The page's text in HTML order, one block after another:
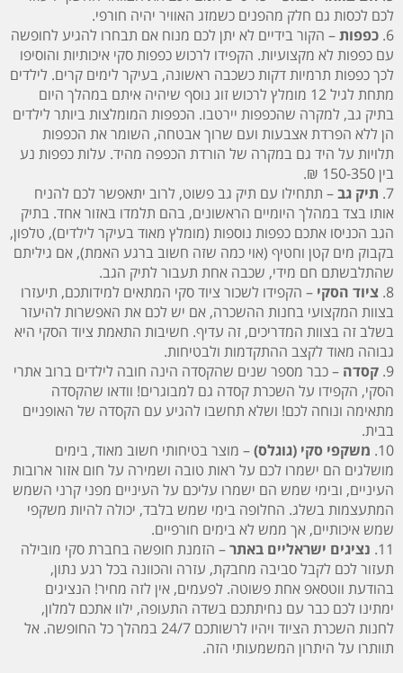
לכם לכסות גם חלק מהפנים כשמזג האוויר יהיה חורפי.
6. כפפות– הקור בידיים לא יתן לכם מנוח אם תבחרו להגיע לחופשה
עם כפפות לא מקצועיות. הקפידו לרכוש כפפות סקי איכותיות והוסיפו
לכך כפפות תרמיות דקות כשכבה ראשונה, בעיקר לימים קרים. לילדים
מתחת לגיל 12 מומלץ לרכוש זוג נוסף שיהיה איתם במהלך היום
בתיק גב, למקרה שהכפפות יירטבו. הכפפות המומלצות ביותר לילדים
הן ללא הפרדת אצבעות ועם שרוך אבטחה, השומר את הכפפות
תלויות על היד גם במקרה של הורדת הכפפה מהיד. עלות כפפות נע
בין 150-350 ₪.
7. תיק גב– תתחילו עם תיק גב פשוט, לרוב יתאפשר לכם להניח
אותו בצד במהלך היומיים הראשונים, בהם תלמדו באזור אחד. בתיק
הגב הכניסו אתכם כפפות נוספות (מומלץ מאוד בעיקר לילדים), טלפון,
בקבוק מים קטן וחטיף (אוי כמה שזה חשוב ברגע האמת), אם גיליתם
שהתלבשתם חם מידי, שכבה אחת תעבור לתיק הגב.
8. ציוד הסקי – הקפידו לשכור ציוד סקי המתאים למידותכם, תיעזרו
בצוות המקצועי בחנות ההשכרה, אם יש לכם את האפשרות להיעזר
בשלב זה בצוות המדריכים, זה עדיף. חשיבות התאמת ציוד הסקי היא
גבוהה מאוד לקצב ההתקדמות ולבטיחות.
9. קסדה – כבר מספר שנים שהקסדה הינה חובה לילדים ברוב אתרי
הסקי, הקפידו על השכרת קסדה גם למבוגרים! וודאו שהקסדה
מתאימה ונוחה לכם! ושלא תחשבו להגיע עם הקסדה של האופניים
בבית.
10. משקפי סקי (גוגלס)– מוצר בטיחותי חשוב מאוד, בימים
מושלגים הם ישמרו לכם על ראות טובה ושמירה על חום אזור ארובות
העיניים, ובימי שמש הם ישמרו עליכם על העיניים מפני קרני השמש
המתעצמות בשלג. החלופה בימי שמש בלבד, יכולה להיות משקפי
שמש איכותיים, אך ממש לא בימים חורפיים.
11. נציגים ישראליים באתר– הזמנת חופשה בחברת סקי מובילה
תעזור לכם לקבל סביבה מחבקת, עזרה והכוונה בכל רגע נתון,
בהודעת ווטסאפ אחת פשוטה. לפעמים, אין לזה מחיר! הנציגים
ימתינו לכם כבר עם נחיתתכם בשדה התעופה, ילוו אתכם למלון,
לחנות השכרת הציוד ויהיו לרשותכם 24/7 במהלך כל החופשה. אל
תוותרו על היתרון המשמעותי הזה.